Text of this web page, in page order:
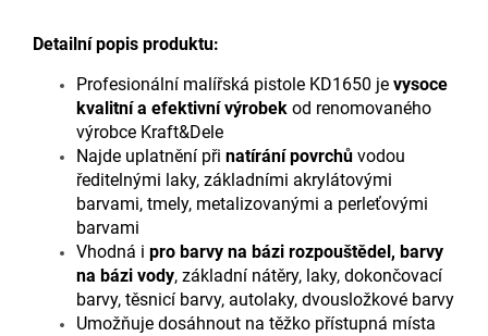
Detailní popis produktu:
Profesionální malířská pistole KD1650 je vysoce
kvalitní a efektivní výrobek od renomovaného
výrobce Kraft&Dele
Najde uplatnění při natírání povrchů vodou
ředitelnými laky, základními akrylátovými
barvami, tmely, metalizovanými a perleťovými
barvami
Vhodná i pro barvy na bázi rozpouštědel, barvy
na bázi vody, základní nátěry, laky, dokončovací
barvy, těsnicí barvy, autolaky, dvousložkové barvy
Umožňuje dosáhnout na těžko přístupná místa